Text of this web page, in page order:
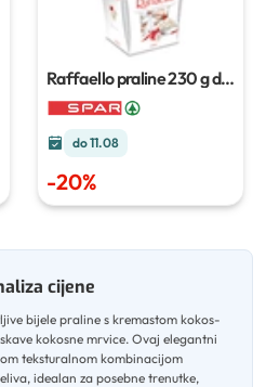
Raffaello praline230 g do
260 g
do 11.08
-20%
cijene
bijele praline s kremastom kokos-
kokosne mrvice. Ovaj elegantni
teksturalnom kombinacijom
idealan za posebne trenutke,